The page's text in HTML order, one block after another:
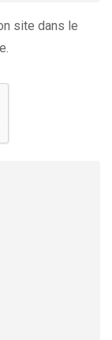
site dans le